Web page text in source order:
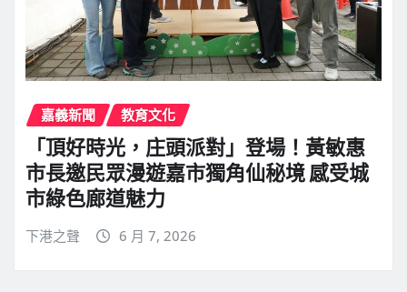
嘉義新聞 教育文化
「頂好時光，庄頭派對」登場！黃敏惠
市長邀民眾漫遊嘉市獨角仙秘境 感受城
市綠色廊道魅力
下港之聲 6 月 7, 2026